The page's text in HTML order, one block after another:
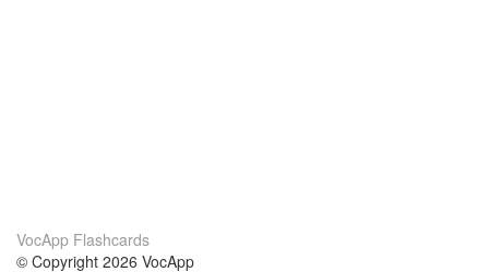
VocApp Flashcards
© Copyright 2026 VocApp